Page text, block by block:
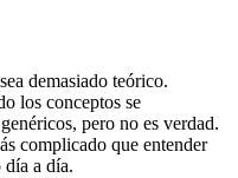
sea demasiado teórico.
los conceptos se
pero no es verdad.
complicado que entender
a día.